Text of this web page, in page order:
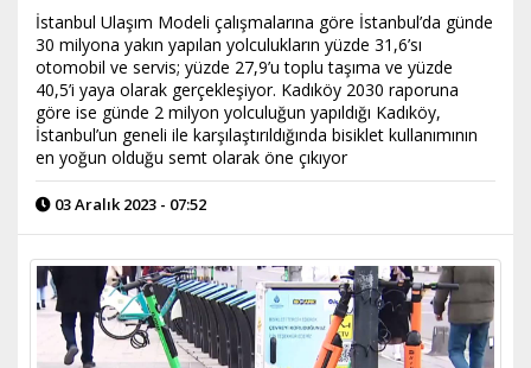
İstanbul Ulaşım Modeli çalışmalarına göre İstanbul’da günde
30 milyona yakın yapılan yolculukların yüzde 31,6’sı
otomobil ve servis; yüzde 27,9’u toplu taşıma ve yüzde
40,5’i yaya olarak gerçekleşiyor. Kadıköy 2030 raporuna
göre ise günde 2 milyon yolculuğun yapıldığı Kadıköy,
İstanbul’un geneli ile karşılaştırıldığında bisiklet kullanımının
en yoğun olduğu semt olarak öne çıkıyor
03 Aralık 2023 - 07:52